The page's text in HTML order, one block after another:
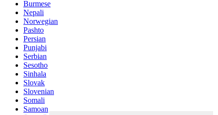
Burmese
Nepali
Norwegian
Pashto
Persian
Punjabi
Serbian
Sesotho
Sinhala
Slovak
Slovenian
Somali
Samoan